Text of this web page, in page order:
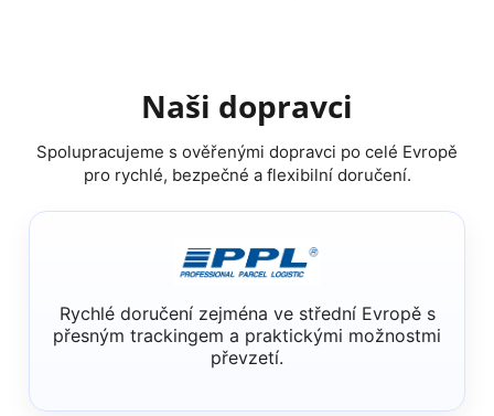
Naši dopravci
Spolupracujeme s ověřenými dopravci po celé Evropě
pro rychlé, bezpečné a flexibilní doručení.
Rychlé doručení zejména ve střední Evropě s
přesným trackingem a praktickými možnostmi
převzetí.